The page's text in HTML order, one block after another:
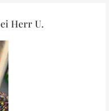
Herr U.